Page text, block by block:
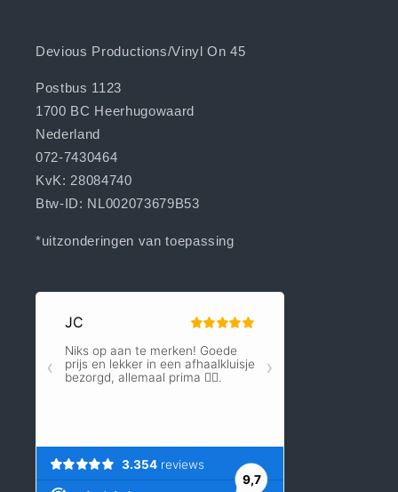
Devious Productions/Vinyl On 45
Postbus 1123
1700 BC Heerhugowaard
Nederland
072-7430464
KvK: 28084740
Btw-ID: NL002073679B53
*uitzonderingen van toepassing